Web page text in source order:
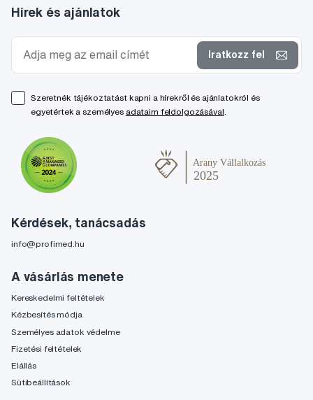
Kérdések, tanácsadás
info@profimed.hu
A vásárlás menete
Kereskedelmi feltételek
Kézbesítés módja
Személyes adatok védelme
Fizetési feltételek
Elállás
Sütibeállítások
Hírek és ajánlatok
Iratkozz fel
Szeretnék tájékoztatást kapni a hírekről és ajánlatokról és
egyetértek a személyes adataim feldolgozásával